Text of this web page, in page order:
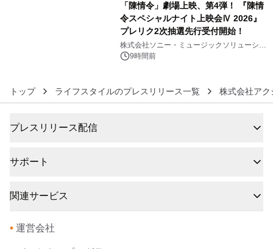
「陳情令」劇場上映、第4弾！ 『陳情
令スペシャルナイト上映会Ⅳ 2026』
プレリク2次抽選先行受付開始！
株式会社ソニー・ミュージックソリューショ
ンズ9時間前
トップ ライフスタイルのプレスリリース一覧 株式会社ア
プレスリリース配信
サポート
関連サービス
• 運営会社